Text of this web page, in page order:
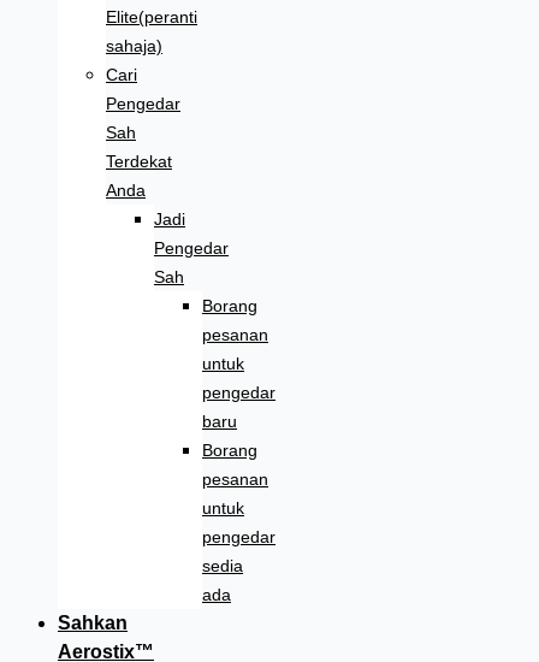
Elite(peranti
sahaja)
Cari
Pengedar
Sah
Terdekat
Anda
Jadi
Pengedar
Sah
Borang
pesanan
untuk
pengedar
baru
Borang
pesanan
untuk
pengedar
sedia
ada
Sahkan
Aerostix™